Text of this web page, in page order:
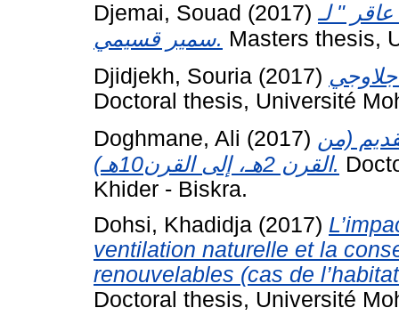
Djemai, Souad (2017) " لـ
سمير قسيمي. Masters thesis,
Djidjekh, Souria (2017)
Doctoral thesis, Université
Doghmane, Ali (2017) (من
القرن 2هـ، إلى القرن10هـ).
Khider - Biskra.
Dohsi, Khadidja (2017)
ventilation naturelle et la
renouvelables (cas de
Doctoral thesis, Université